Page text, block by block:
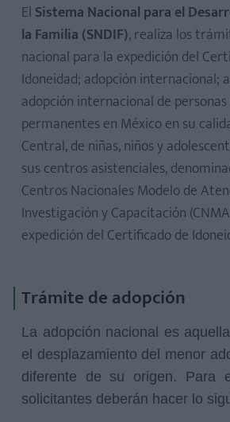
El Sistema Nacional para el
la Familia (SNDIF), realiza los
nacional para la expedición del
Idoneidad; adopción internacional;
adopción internacional de
permanentes en México en su
Central, de niñas, niños y
sus centros asistenciales,
Centros Nacionales Modelo de
Investigación y Capacitación
expedición del Certificado de
Trámite de adopción
La adopción nacional es
el desplazamiento del menor
diferente de su origen. Para
solicitantes deberán hacer lo